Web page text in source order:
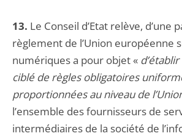
13. Le Conseil d’Etat relève, d’une
règlement de l’Union européenne
numériques a pour objet «
ciblé de règles obligatoires
proportionnées au niveau de
l’ensemble des fournisseurs de
intermédiaires de la société de